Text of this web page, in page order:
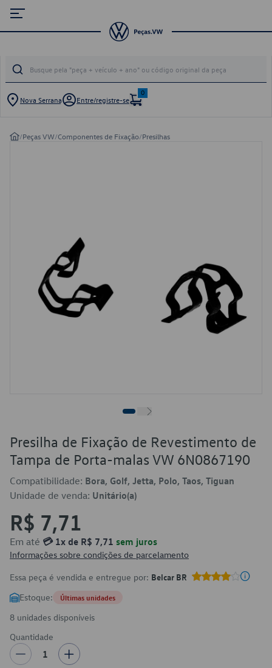
Nova Serrana Entre/registre-se
0
/Peças VW/Componentes de Fixação/Presilhas
Presilha de Fixação de Revestimento de
Tampa de Porta-malas VW 6N0867190
Compatibilidade: Bora, Golf, Jetta, Polo, Taos, Tiguan
Unidade de venda: Unitário(a)
R$ 7,71
Em até 💳 1x de R$ 7,71 sem juros
Informações sobre condições de parcelamento
Essa peça é vendida e entregue por: Belcar BR
Estoque: Últimas unidades
8 unidades disponíveis
Quantidade
1